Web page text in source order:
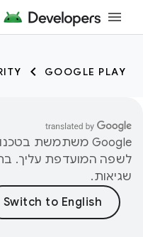
GOOGLE PLAY
לשפה המועדפת עליך.
שגיאות.